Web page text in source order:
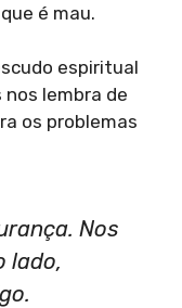
é mau.
espiritual
lembra de
os problemas
Nos
lado,